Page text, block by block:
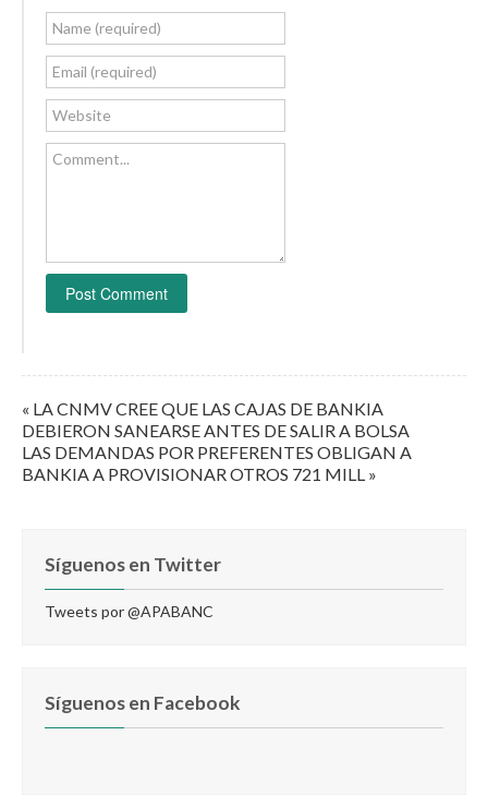
Name (required)
Email (required)
Website
Comment...
« LA CNMV CREE QUE LAS CAJAS DE BANKIA
DEBIERON SANEARSE ANTES DE SALIR A BOLSA
LAS DEMANDAS POR PREFERENTES OBLIGAN A
BANKIA A PROVISIONAR OTROS 721 MILL »
Síguenos en Twitter
Tweets por @APABANC
Síguenos en Facebook